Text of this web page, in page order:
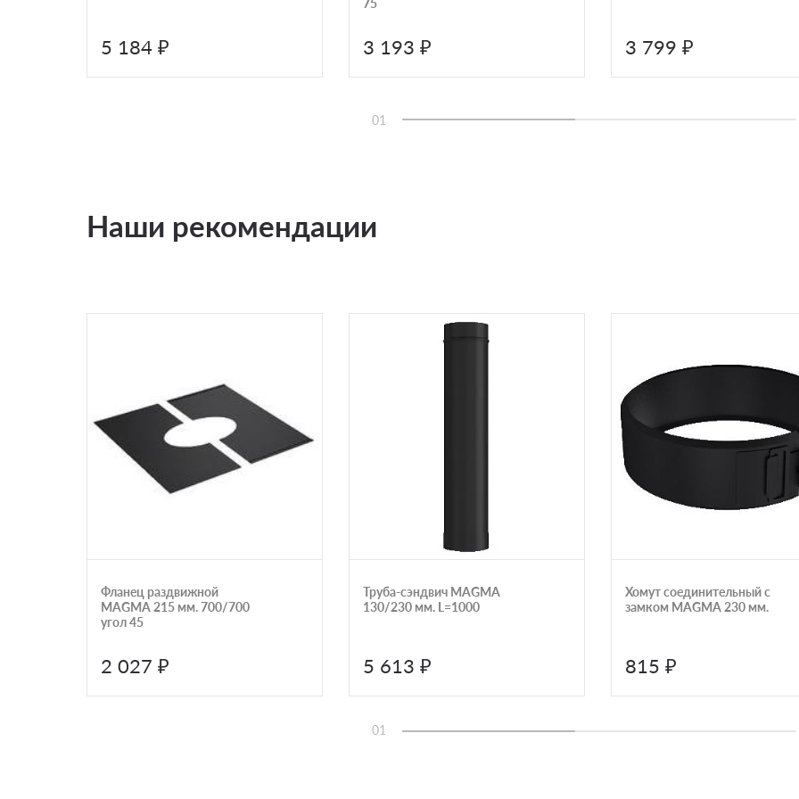
5 184 ₽ 3 193 ₽ 3 799 ₽
01
Наши рекомендации
Фланец раздвижной
MAGMA 215 мм. 700/700
угол 45
2 027 ₽
Труба-сэндвич MAGMA
130/230 мм. L=1000
5 613 ₽
Хомут соединительный с
замком MAGMA 230 мм.
815 ₽
01